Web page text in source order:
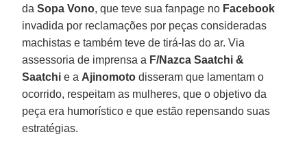
daSopa Vono, que teve sua fanpage no Facebook
invadida por reclamações por peças consideradas
machistas e também teve de tirá-las do ar. Via
assessoria de imprensa a F/Nazca Saatchi &
Saatchi e a Ajinomoto disseram que lamentam o
ocorrido, respeitam as mulheres, que o objetivo da
peça era humorístico e que estão repensando suas
estratégias.